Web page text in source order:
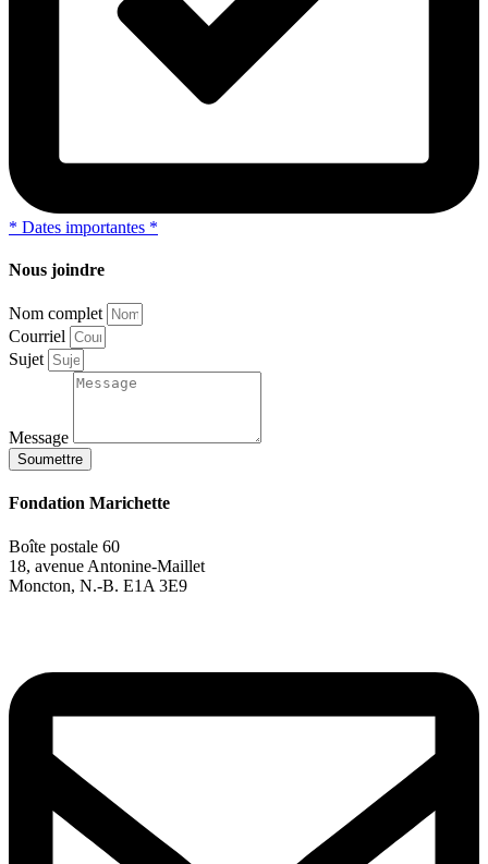
* Dates importantes *
Nous joindre
Nom complet
Courriel
Sujet
Message
Soumettre
Fondation Marichette
Boîte postale 60
18, avenue Antonine-Maillet
Moncton, N.-B. E1A 3E9